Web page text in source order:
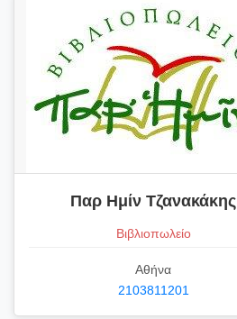
Παρ Ημίν Τζανακάκης
Βιβλιοπωλείο
Αθήνα
2103811201